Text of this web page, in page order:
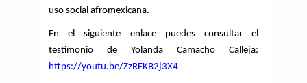
uso social afromexicana.
En el siguiente enlace puedes consultar el
testimonio de Yolanda Camacho Calleja:
https://youtu.be/ZzRFKB2j3X4